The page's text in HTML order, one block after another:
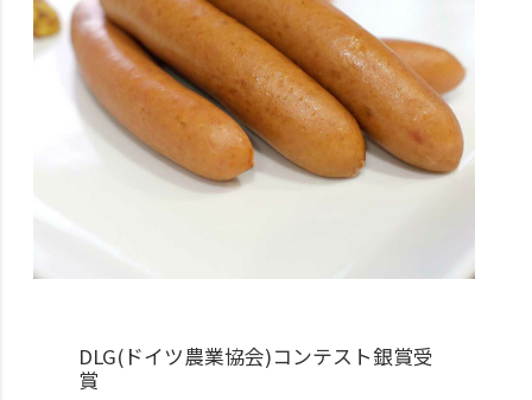
DLG(ドイツ農業協会)コンテスト銀賞受
賞